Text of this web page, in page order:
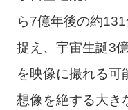
ら7億年後の約
捉え、宇宙生誕3
を映像に撮れる可
想像を絶する大き